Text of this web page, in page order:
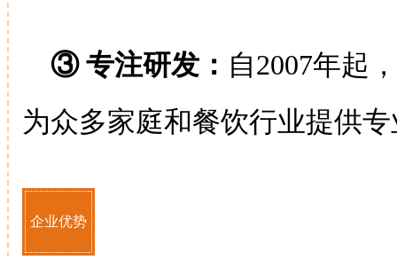
③ 专注研发： 自2007年起
为众多家庭和餐饮行业提供
企业优势